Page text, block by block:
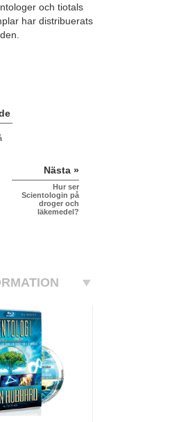
och tiotals
har distribuerats
Nästa »
Hur ser
Scientologin på
droger och
läkemedel?